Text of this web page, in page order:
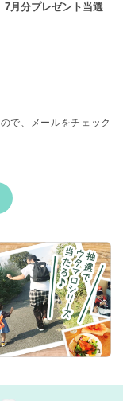
7月分プレゼント当選
で、メールをチェック